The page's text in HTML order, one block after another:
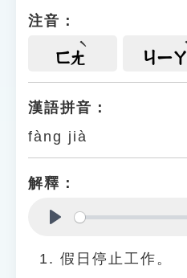
遊戲專區
貓頭鷹博士
注音：
ㄈㄤ ㄐㄧㄚ
漢語拼音：
fàng jià
解釋：
假日停止工作。